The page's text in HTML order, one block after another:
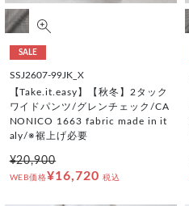
SALE
SSJ2607-99JK_X
【Take.it.easy】【秋冬】2タック
ワイドパンツ/グレンチェック/CA
NONICO 1663 fabric made in it
aly/※裾上げ必要
¥20,900
WEB価格¥16,720 税込